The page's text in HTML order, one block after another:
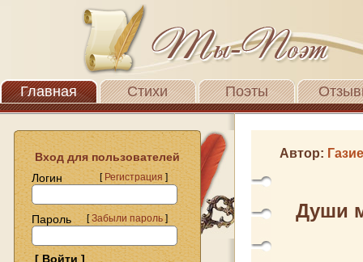
Главная Стихи Поэты
Вход для пользователей
Логин
[Регистрация]
Пароль [Забыли пароль]
Автор:
Души